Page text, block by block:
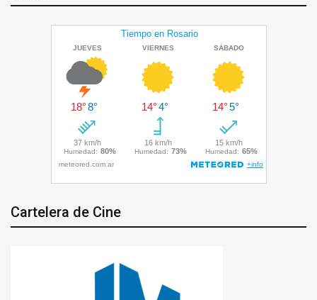
Cartelera de Cine